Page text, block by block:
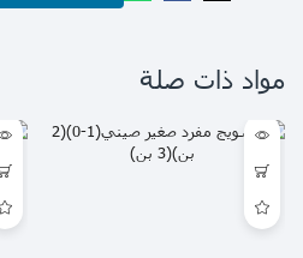
مواد ذات صلة